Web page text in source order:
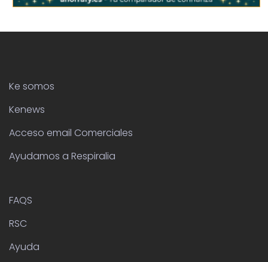
Ke somos
Kenews
Acceso email Comerciales
Ayudamos a Respiralia
FAQS
RSC
Ayuda